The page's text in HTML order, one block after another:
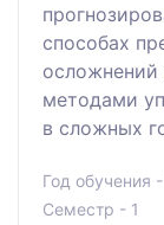
способах
осложнений
методами
в сложных
Год обучения
Семестр - 1